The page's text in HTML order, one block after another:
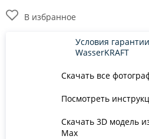
В избранное
Скачать все
Посмотреть
Скачать 3D модель
Max
Условия
WasserKRAFT